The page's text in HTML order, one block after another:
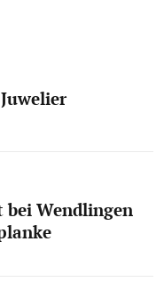
bei Wendlingen